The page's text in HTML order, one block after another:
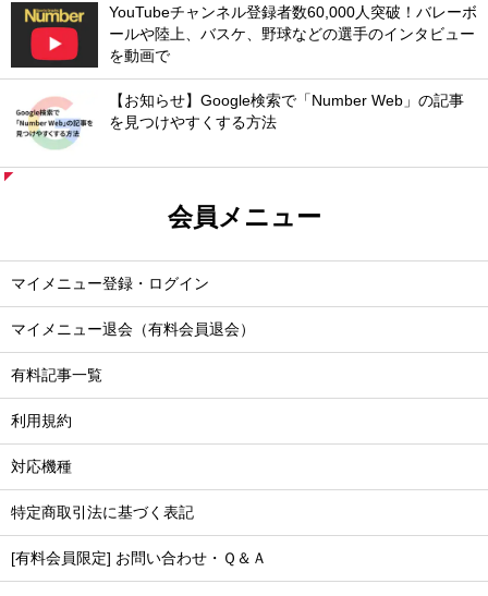
YouTubeチャンネル登録者数60,000人突破！バレーボ
ールや陸上、バスケ、野球などの選手のインタビュー
を動画で
【お知らせ】Google検索で「Number Web」の記事
を見つけやすくする方法
会員メニュー
マイメニュー登録・ログイン
マイメニュー退会（有料会員退会）
有料記事一覧
利用規約
対応機種
特定商取引法に基づく表記
[有料会員限定] お問い合わせ・Ｑ＆Ａ